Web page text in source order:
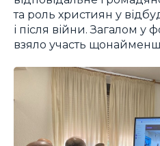
та роль християн у
і після війни. Загалом у
взяло участь